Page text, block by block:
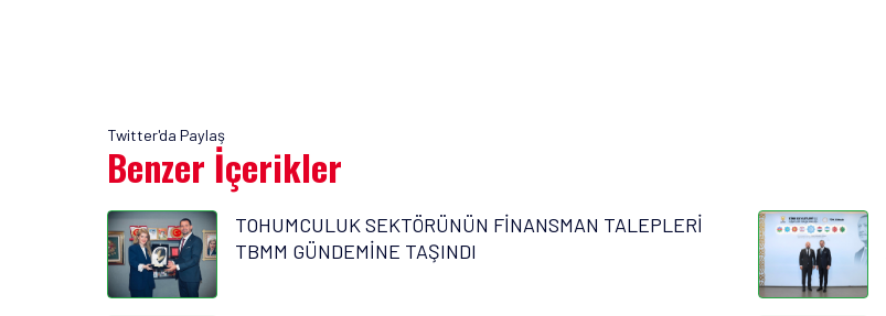
Twitter'da Paylaş
Benzer İçerikler
TOHUMCULUK SEKTÖRÜNÜN FİNANSMAN TALEPLERİ
TBMM GÜNDEMİNE TAŞINDI